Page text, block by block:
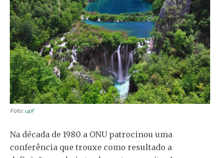
Foto: upf
Na década de 1980 a ONU patrocinou uma
conferência que trouxe como resultado a